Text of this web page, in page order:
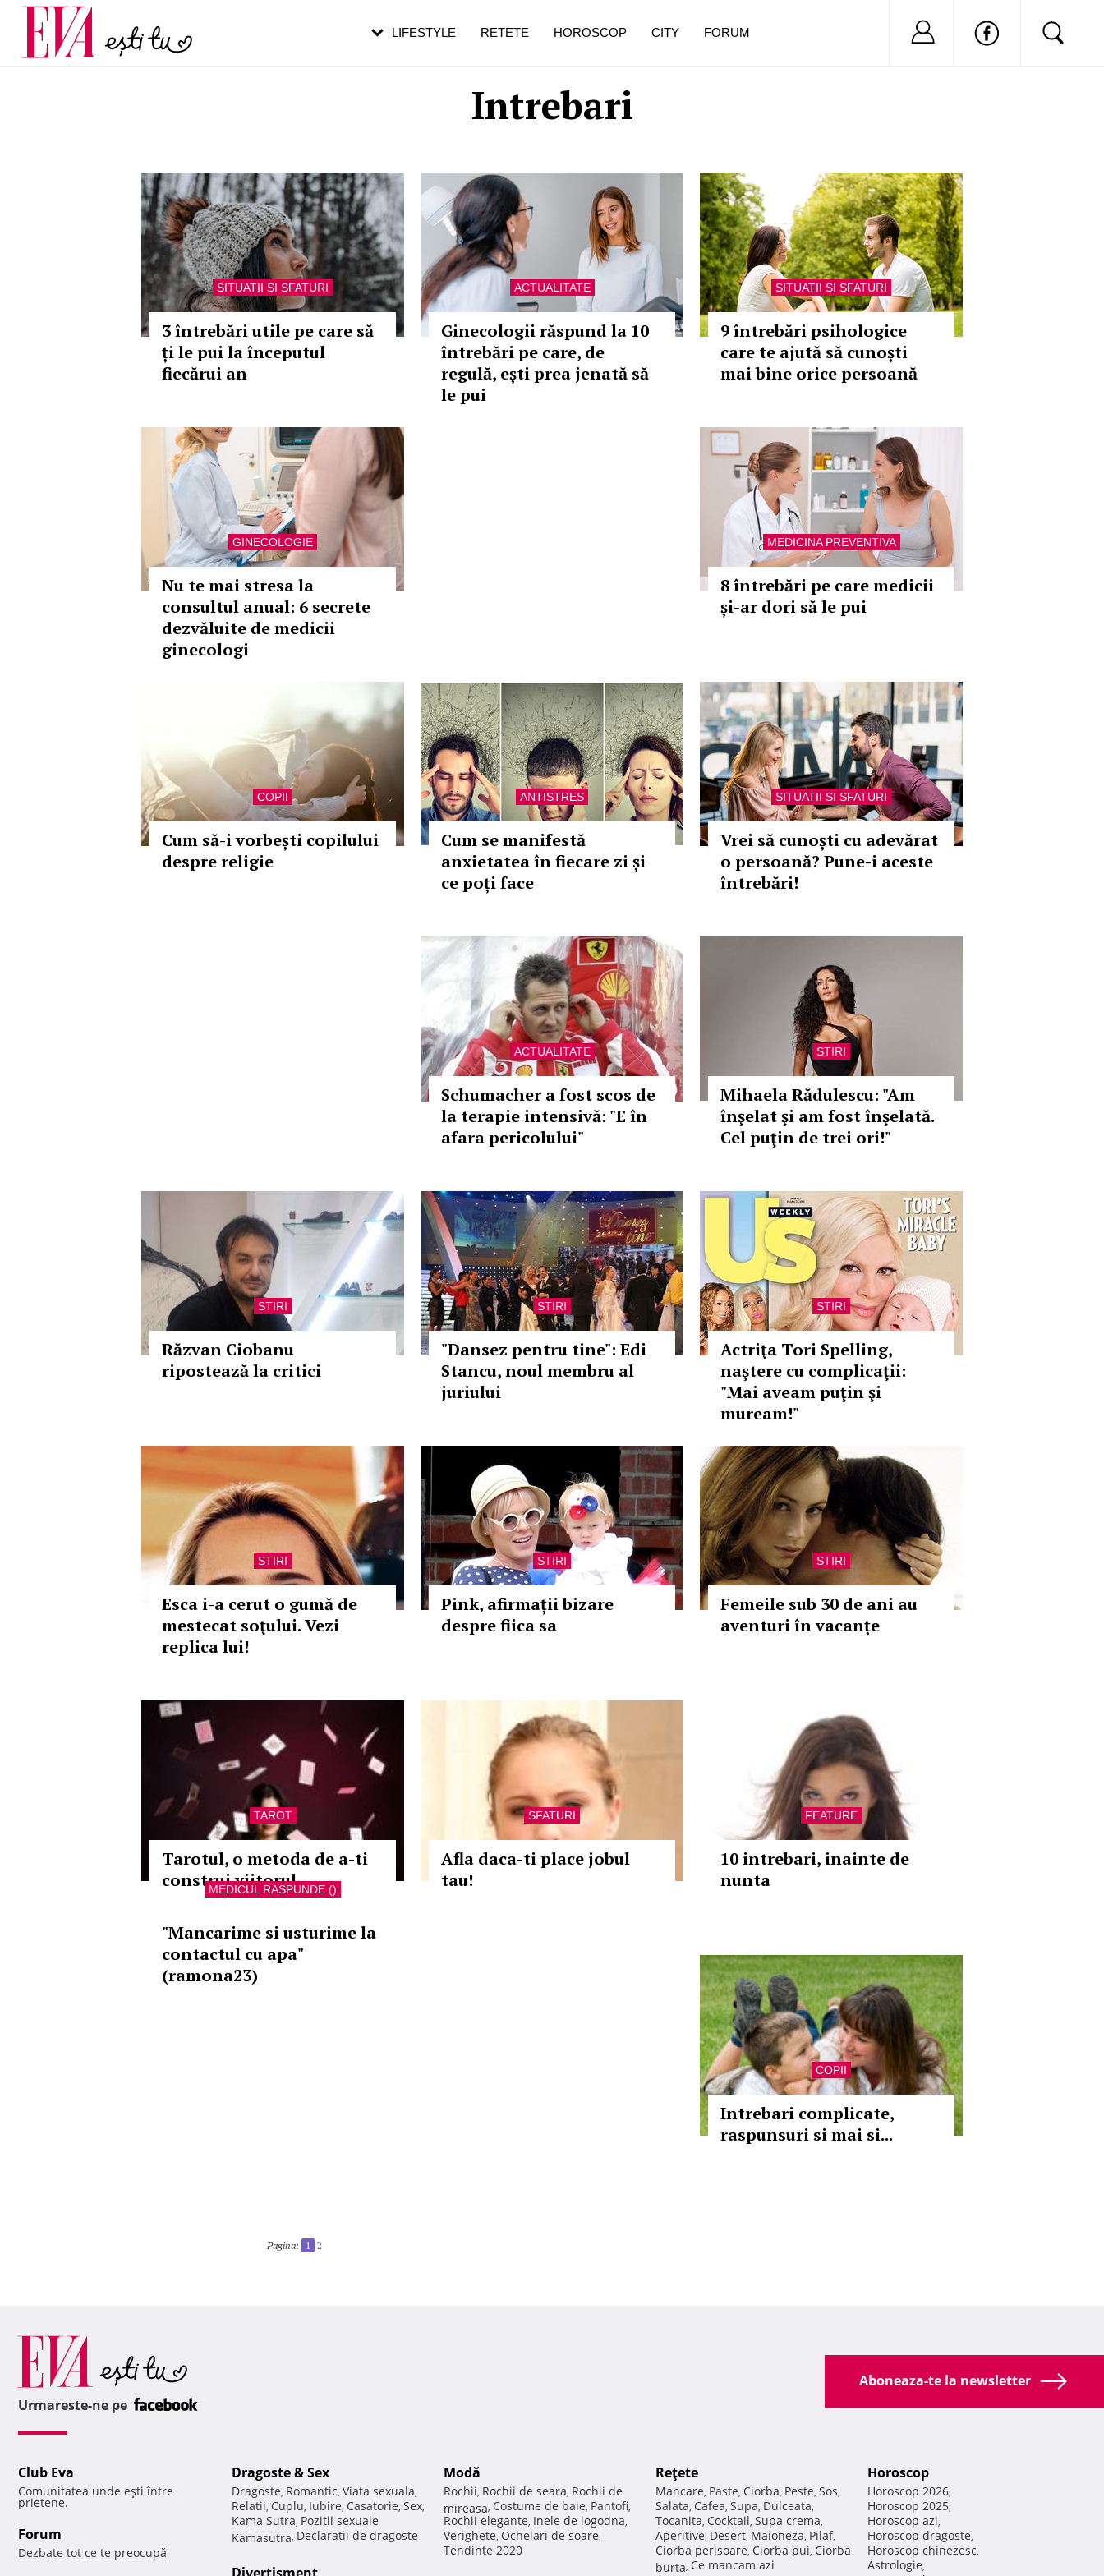
Intrebari
SITUATII SI SFATURI
3 întrebări utile pe care să
ți le pui la începutul
fiecărui an
ACTUALITATE
Ginecologii răspund la 10
întrebări pe care, de
regulă, ești prea jenată să
le pui
SITUATII SI SFATURI
9 întrebări psihologice
care te ajută să cunoști
mai bine orice persoană
GINECOLOGIE
Nu te mai stresa la
consultul anual: 6 secrete
dezvăluite de medicii
ginecologi
MEDICINA PREVENTIVA
8 întrebări pe care medicii
și-ar dori să le pui
COPII
Cum să-i vorbești copilului
despre religie
ANTISTRES
Cum se manifestă
anxietatea în fiecare zi și
ce poți face
SITUATII SI SFATURI
Vrei să cunoști cu adevărat
o persoană? Pune-i aceste
întrebări!
ACTUALITATE
Schumacher a fost scos de
la terapie intensivă: "E în
afara pericolului"
STIRI
Mihaela Rădulescu: "Am
înşelat şi am fost înşelată.
Cel puţin de trei ori!"
STIRI
Răzvan Ciobanu
ripostează la critici
STIRI
"Dansez pentru tine": Edi
Stancu, noul membru al
juriului
STIRI
Actriţa Tori Spelling,
naştere cu complicaţii:
"Mai aveam puţin şi
muream!"
STIRI
Esca i-a cerut o gumă de
mestecat soţului. Vezi
replica lui!
STIRI
Pink, afirmații bizare
despre fiica sa
STIRI
Femeile sub 30 de ani au
aventuri în vacanțe
TAROT
Tarotul, o metoda de a-ti
construi viitorul
SFATURI
Afla daca-ti place jobul
tau!
FEATURE
10 intrebari, inainte de
nunta
MEDICUL RASPUNDE ()
"Mancarime si usturime la
contactul cu apa"
(ramona23)
COPII
Intrebari complicate,
raspunsuri si mai si...
Pagina: 1 2
LIFESTYLE RETETE HOROSCOP CITY FORUM Nu ai cont?
Carieră
Actualitate
pe măsură ce înaintezi în vârstă
Aboneaza-te la newsletter
Urmareste-ne pe
Club Eva
Comunitatea unde eşti între
prietene.
Forum
Dezbate tot ce te preocupă
Dragoste & Sex
Dragoste, Romantic, Viata sexuala,
Relatii, Cuplu, Iubire, Casatorie, Sex,
Kama Sutra, Pozitii sexuale
Kamasutra, Declaratii de dragoste
Modă
Rochii, Rochii de seara, Rochii de
mireasa, Costume de baie, Pantofi,
Rochii elegante, Inele de logodna,
Verighete, Ochelari de soare,
Tendinte 2020
Reţete
Mancare, Paste, Ciorba, Peste, Sos,
Salata, Cafea, Supa, Dulceata,
Tocanita, Cocktail, Supa crema,
Aperitive, Desert, Maioneza, Pilaf,
Ciorba perisoare, Ciorba pui, Ciorba
burta, Ce mancam azi
Horoscop
Horoscop 2026,
Horoscop 2025,
Horoscop azi,
Horoscop dragoste,
Horoscop chinezesc,
Astrologie,